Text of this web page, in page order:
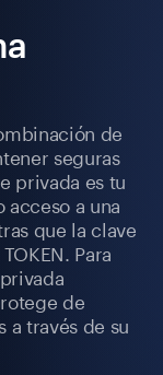
de
seguras
privada es tu
a una
que la clave
Para
de
a través de su